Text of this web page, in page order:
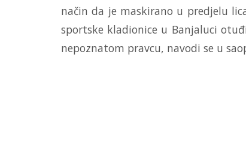
način da je maskirano u predjelu
sportske kladionice u Banjaluci
nepoznatom pravcu, navodi se u